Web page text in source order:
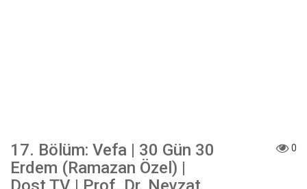
17. Bölüm: Vefa | 30 Gün 30
Erdem (Ramazan Özel) |
0